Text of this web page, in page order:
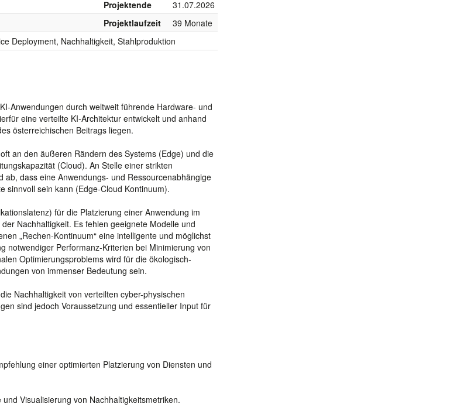
Projektende
31.07.2026
Projektlaufzeit
39 Monate
Deployment, Nachhaltigkeit, Stahlproduktion
Anwendungen durch weltweit führende Hardware- und
eine verteilte KI-Architektur entwickelt und anhand
österreichischen Beitrags liegen.
an den äußeren Rändern des Systems (Edge) und die
(Cloud). An Stelle einer strikten
dass eine Anwendungs- und Ressourcenabhängige
sinnvoll sein kann (Edge-Cloud Kontinuum).
für die Platzierung einer Anwendung im
Nachhaltigkeit. Es fehlen geeignete Modelle und
„Rechen-Kontinuum“ eine intelligente und möglichst
notwendiger Performanz-Kriterien bei Minimierung von
Optimierungsproblems wird für die ökologisch-
von immenser Bedeutung sein.
Nachhaltigkeit von verteilten cyber-physischen
sind jedoch Voraussetzung und essentieller Input für
einer optimierten Platzierung von Diensten und
Visualisierung von Nachhaltigkeitsmetriken.